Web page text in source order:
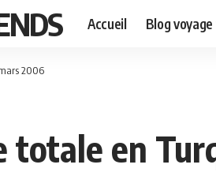
Accueil Blog
2006
totale en